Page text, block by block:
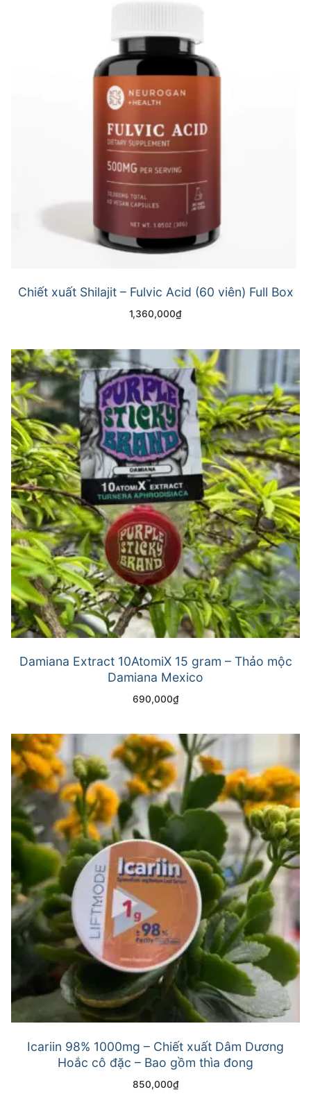
Chiết xuất Shilajit – Fulvic Acid (60 viên) Full Box
1,360,000₫
Damiana Extract 10AtomiX 15 gram – Thảo mộc
Damiana Mexico
690,000₫
Icariin 98% 1000mg – Chiết xuất Dâm Dương
Hoắc cô đặc – Bao gồm thìa đong
850,000₫